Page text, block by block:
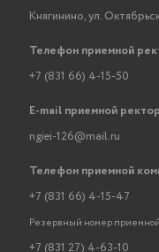
Княгинино, ул.
Телефон приемной
+7 (831 66) 4-15-50
E-mail приемной
ngiei-126@mail.ru
Телефон приемной
+7 (831 66) 4-15-47
Резервный номер
+7 (831 27) 4-63-10